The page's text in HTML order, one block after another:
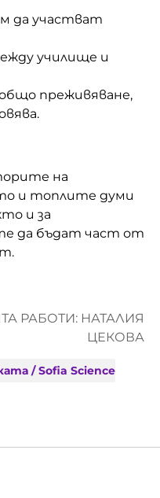
да участват
училище и
преживяване,
на
и топлите думи
и за
да бъдат част от
РАБОТИ: НАТАЛИЯ
ЦЕКОВА
/ Sofia Science